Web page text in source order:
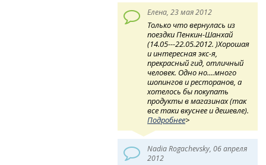
Елена, 23 мая 2012
Только что вернулась из
поездки Пенкин-Шанхай
(14.05---22.05.2012. )Хорошая
и интересная экс-я,
прекрасный гид, отличный
человек. Одно но....много
шопингов и ресторанов, а
хотелось бы покупать
продукты в магазинах (так
все таки вкуснее и дешевле).
Подробнее>
Nadia Rogachevsky, 06 апреля
2012